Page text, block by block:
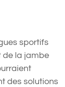
sportifs
de la jambe
des solutions